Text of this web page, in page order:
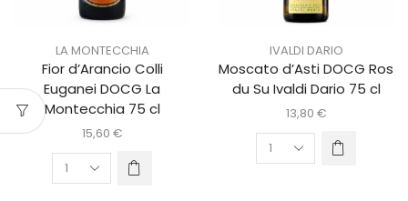
LA MONTECCHIA
Fior d’Arancio Colli
Euganei DOCG La
Montecchia 75 cl
15,60 €
IVALDI DARIO
Moscato d’Asti DOCG Ros
du Su Ivaldi Dario 75 cl
13,80 €